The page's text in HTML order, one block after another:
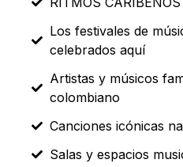
Los festivales de
celebrados aquí
Artistas y músicos
colombiano
Canciones icónicas
Salas y espacios